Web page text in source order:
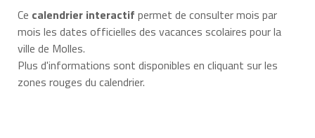
Ce calendrier interactif permet de consulter mois par
mois les dates officielles des vacances scolaires pour la
ville de Molles.
Plus d'informations sont disponibles en cliquant sur les
zones rouges du calendrier.